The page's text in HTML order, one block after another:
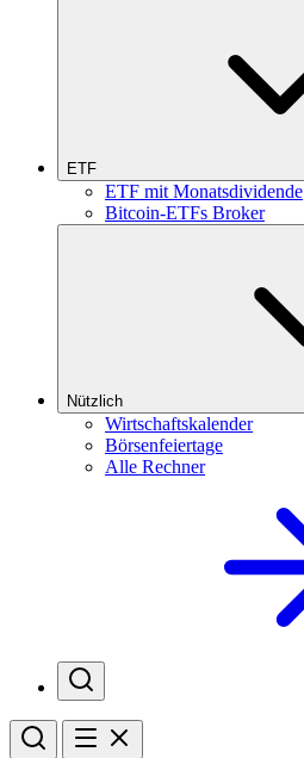
ETF
ETF mit Monatsdividende
Bitcoin-ETFs Broker
Nützlich
Wirtschaftskalender
Börsenfeiertage
Alle Rechner